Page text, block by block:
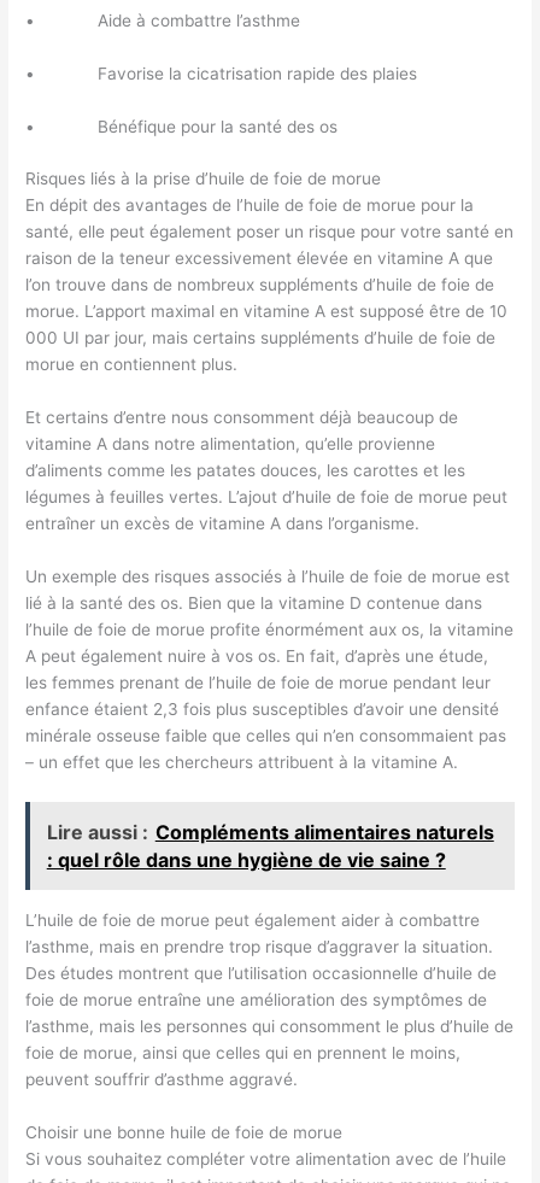
• Aide à combattre l’asthme
• Favorise la cicatrisation rapide des plaies
• Bénéfique pour la santé des os
Risques liés à la prise d’huile de foie de morue
En dépit des avantages de l’huile de foie de morue pour la
santé, elle peut également poser un risque pour votre santé en
raison de la teneur excessivement élevée en vitamine A que
l’on trouve dans de nombreux suppléments d’huile de foie de
morue. L’apport maximal en vitamine A est supposé être de 10
000 UI par jour, mais certains suppléments d’huile de foie de
morue en contiennent plus.
Et certains d’entre nous consomment déjà beaucoup de
vitamine A dans notre alimentation, qu’elle provienne
d’aliments comme les patates douces, les carottes et les
légumes à feuilles vertes. L’ajout d’huile de foie de morue peut
entraîner un excès de vitamine A dans l’organisme.
Un exemple des risques associés à l’huile de foie de morue est
lié à la santé des os. Bien que la vitamine D contenue dans
l’huile de foie de morue profite énormément aux os, la vitamine
A peut également nuire à vos os. En fait, d’après une étude,
les femmes prenant de l’huile de foie de morue pendant leur
enfance étaient 2,3 fois plus susceptibles d’avoir une densité
minérale osseuse faible que celles qui n’en consommaient pas
– un effet que les chercheurs attribuent à la vitamine A.
Lire aussi : Compléments alimentaires naturels
: quel rôle dans une hygiène de vie saine ?
L’huile de foie de morue peut également aider à combattre
l’asthme, mais en prendre trop risque d’aggraver la situation.
Des études montrent que l’utilisation occasionnelle d’huile de
foie de morue entraîne une amélioration des symptômes de
l’asthme, mais les personnes qui consomment le plus d’huile de
foie de morue, ainsi que celles qui en prennent le moins,
peuvent souffrir d’asthme aggravé.
Choisir une bonne huile de foie de morue
Si vous souhaitez compléter votre alimentation avec de l’huile